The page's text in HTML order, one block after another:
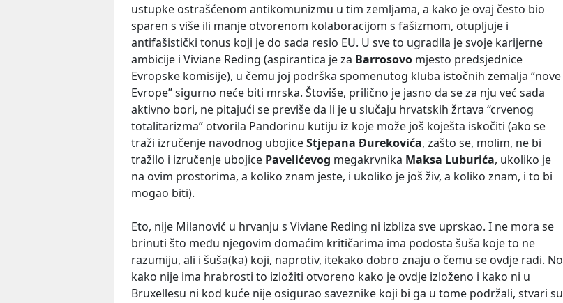
ustupke ostrašćenom antikomunizmu u tim zemljama, a kako je ovaj često bio
sparen s više ili manje otvorenom kolaboracijom s fašizmom, otupljuje i
antifašistički tonus koji je do sada resio EU. U sve to ugradila je svoje karijerne
ambicije i Viviane Reding (aspirantica je za Barrosovo mjesto predsjednice
Evropske komisije), u čemu joj podrška spomenutog kluba istočnih zemalja “nove
Evrope” sigurno neće biti mrska. Štoviše, prilično je jasno da se za nju već sada
aktivno bori, ne pitajući se previše da li je u slučaju hrvatskih žrtava “crvenog
totalitarizma” otvorila Pandorinu kutiju iz koje može još koješta iskočiti (ako se
traži izručenje navodnog ubojiceStjepana Đurekovića, zašto se, molim, ne bi
tražilo i izručenje ubojice Pavelićevog megakrvnika Maksa Luburića, ukoliko je
na ovim prostorima, a koliko znam jeste, i ukoliko je još živ, a koliko znam, i to bi
mogao biti).
Eto, nije Milanović u hrvanju s Viviane Reding ni izbliza sve uprskao. I ne mora se
brinuti što među njegovim domaćim kritičarima ima podosta šuša koje to ne
razumiju, ali i šuša(ka) koji, naprotiv, itekako dobro znaju o čemu se ovdje radi. No
kako nije ima hrabrosti to izložiti otvoreno kako je ovdje izloženo i kako ni u
Bruxellesu ni kod kuće nije osigurao saveznike koji bi ga u tome podržali, stvari su